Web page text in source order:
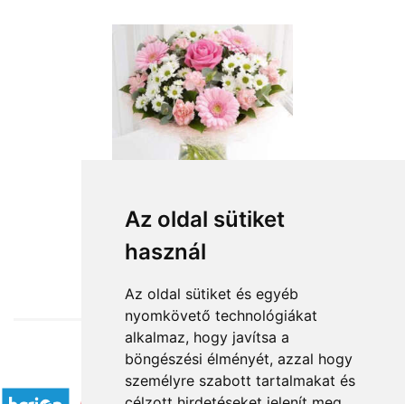
Az oldal sütiket
használ
Az oldal sütiket és egyéb
nyomkövető technológiákat
alkalmaz, hogy javítsa a
böngészési élményét, azzal hogy
személyre szabott tartalmakat és
from HUF26,720
Accepted payment methods